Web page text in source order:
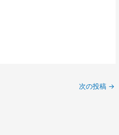
次の投稿 →